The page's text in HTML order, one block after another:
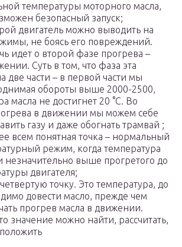
температуры моторного масла,
безопасный запуск;
двигатель можно выводить на
не боясь его повреждений.
идет о второй фазе прогрева –
Суть в том, что фаза эта
две части – в первой части мы
обороты выше 2000-2500,
масла не достигнет 20 °C. Во
в движении мы можем себе
газу и даже обогнать трамвай ;
всем понятная точка – нормальный
режим, когда температура
незначительно выше прогретого до
двигателя;
точку. Это температура, до
довести масло, прежде чем
прогрев масла в движении.
значение можно найти, рассчитать,